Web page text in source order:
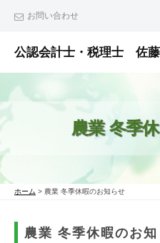
へ
ス
ッ
プ
お問い合わせ
公認会計士・税理士 佐
公
認
理
農業 冬季
ホーム > 農業 冬季休暇のお知らせ
農業 冬季休暇のお知